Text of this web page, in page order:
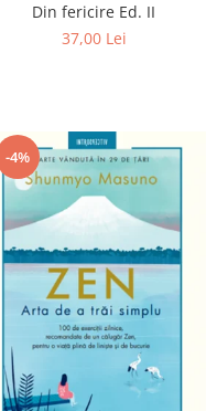
Din fericire Ed. II
37,00 Lei
-4%